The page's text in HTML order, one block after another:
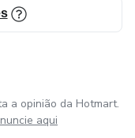
a opinião da Hotmart.
aqui